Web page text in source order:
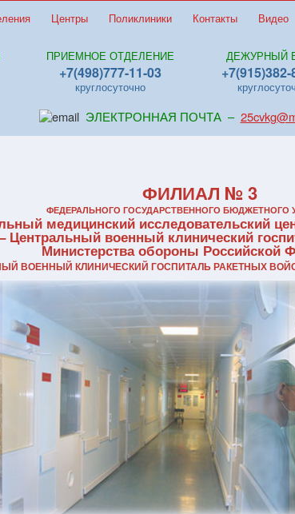
Центры Поликлиники Контакты Видео
ПРИЕМНОЕ ОТДЕЛЕНИЕ
+7(498)777-11-03
круглосуточно
ДЕЖУРНЫЙ
+7(915)382-
ЭЛЕКТРОННАЯ ПОЧТА –
ФИЛИАЛ № 3
ФЕДЕРАЛЬНОГО ГОСУДАРСТВЕННОГО БЮДЖЕТНОГО
медицинский исследовательский
Центральный военный клинический
Министерства обороны Российской
ВОЕННЫЙ КЛИНИЧЕСКИЙ ГОСПИТАЛЬ РАКЕТНЫХ